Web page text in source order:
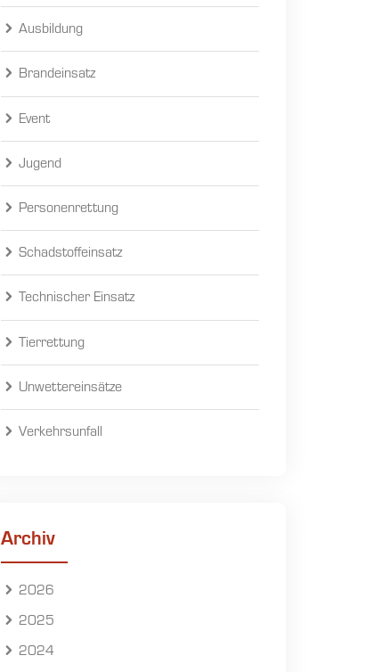
Ausbildung
Brandeinsatz
Event
Jugend
Personenrettung
Schadstoffeinsatz
Technischer Einsatz
Tierrettung
Unwettereinsätze
Verkehrsunfall
Archiv
2026
2025
2024